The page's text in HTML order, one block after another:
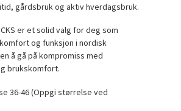
gårdsbruk og aktiv hverdagsbruk.
er et solid valg for deg som
og funksjon i nordisk
å gå på kompromiss med
brukskomfort.
36-46 (Oppgi størrelse ved